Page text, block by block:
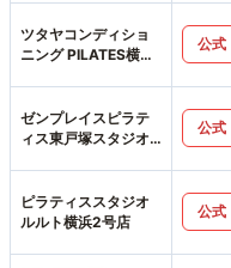
ツタヤコンディショ
ニング PILATES横浜
公式
ゼンプレイスピラテ
ィス東戸塚スタジオ
公式
ピラティススタジオ
ルルト横浜2号店
公式